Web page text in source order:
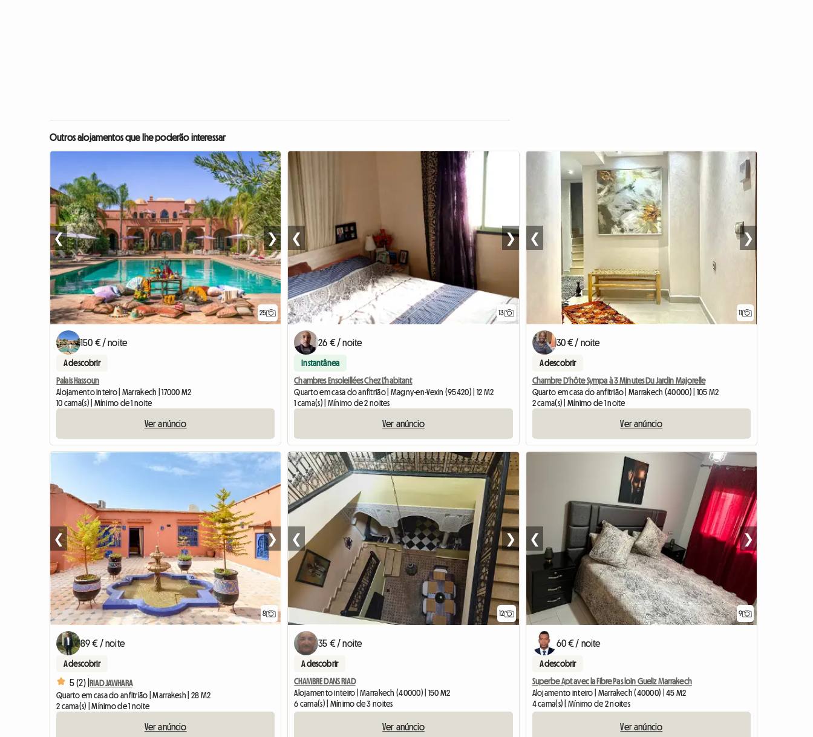
Outros alojamentos que lhe poderão interessar
25
❮ ❯
150 € / noite
A descobrir
Palais Hassoun
Alojamento inteiro | Marrakech | 17000 M2
10 cama(s) | Mínimo de 1 noite
Ver anúncio
13
❮ ❯
26 € / noite
Instantânea
Chambres Ensoleillées Chez L'habitant
Quarto em casa do anfitrião | Magny-en-Vexin (95420) | 12 M2
1 cama(s) | Mínimo de 2 noites
Ver anúncio
11
❮ ❯
30 € / noite
A descobrir
Chambre D'hôte Sympa à 3 Minutes Du Jardin Majorelle
Quarto em casa do anfitrião | Marrakech (40000) | 105 M2
2 cama(s) | Mínimo de 1 noite
Ver anúncio
8
❮ ❯
89 € / noite
A descobrir
5 (2) |RIAD JAWHARA
Quarto em casa do anfitrião | Marrakesh | 28 M2
2 cama(s) | Mínimo de 1 noite
Ver anúncio
12
❮ ❯
35 € / noite
A descobrir
CHAMBRE DANS RIAD
Alojamento inteiro | Marrakech (40000) | 150 M2
6 cama(s) | Mínimo de 3 noites
Ver anúncio
9
❮ ❯
60 € / noite
A descobrir
Superbe Apt avec la Fibre Pas loin Gueliz Marrakech
Alojamento inteiro | Marrakech (40000) | 45 M2
4 cama(s) | Mínimo de 2 noites
Ver anúncio